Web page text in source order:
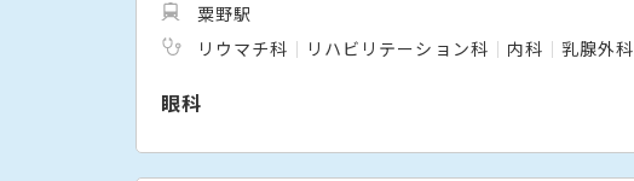
粟野駅
リウマチ科
リハビリテーション科 内科 乳腺外科
眼科